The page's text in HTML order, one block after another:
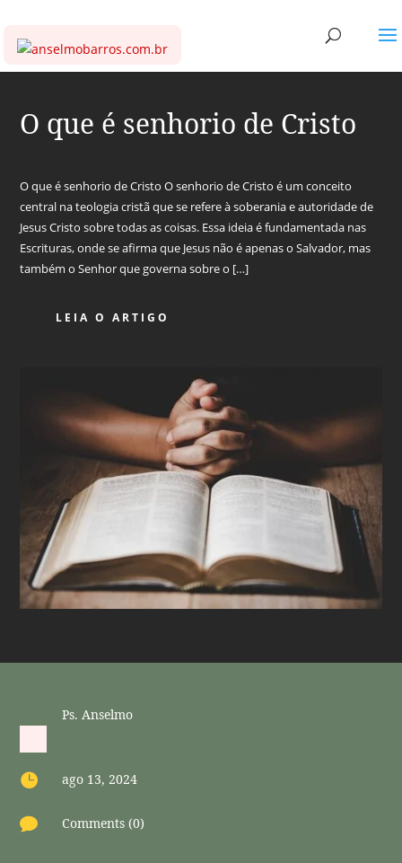
O que é senhorio de Cristo
O que é senhorio de Cristo O senhorio de Cristo é um conceito
central na teologia cristã que se refere à soberania e autoridade de
Jesus Cristo sobre todas as coisas. Essa ideia é fundamentada nas
Escrituras, onde se afirma que Jesus não é apenas o Salvador, mas
também o Senhor que governa sobre o […]
LEIA O ARTIGO
Ps. Anselmo
 ago 13, 2024
 Comments (0)